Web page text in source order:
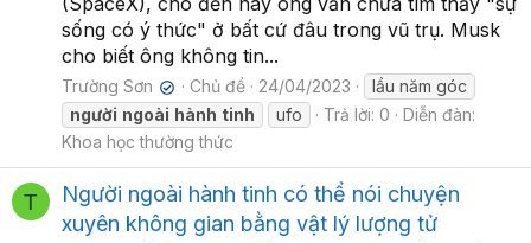
sống có ý thức" ở bất cứ đâu trong vũ trụ. Musk
cho biết ông không tin...
Trường Sơn ✔ Chủ đề 24/04/2023
lầu năm góc
người ngoài hành tinh ufo Trả lời: 0
Diễn đàn:
Khoa học thường thức
T
Người ngoài hành tinh có thể nói chuyện
xuyên không gian bằng vật lý lượng tử